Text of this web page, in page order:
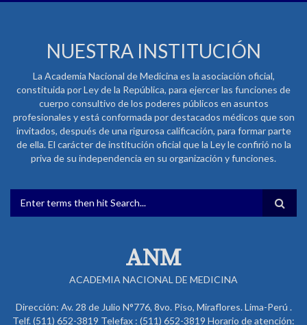
NUESTRA INSTITUCIÓN
La Academia Nacional de Medicina es la asociación oficial,
constituida por Ley de la República, para ejercer las funciones de
cuerpo consultivo de los poderes públicos en asuntos
profesionales y está conformada por destacados médicos que son
invitados, después de una rigurosa calificación, para formar parte
de ella. El carácter de institución oficial que la Ley le confirió no la
priva de su independencia en su organización y funciones.
FORMULARIO DE BÚSQUEDA
ANM
ACADEMIA NACIONAL DE MEDICINA
Dirección: Av. 28 de Julio N°776, 8vo. Piso, Miraflores. Lima-Perú .
Telf. (511) 652-3819 Telefax : (511) 652-3819 Horario de atención: